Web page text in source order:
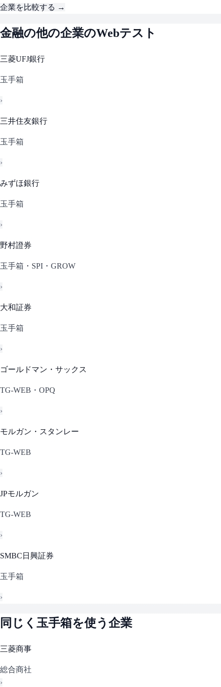
企業を比較する →
金融の他の企業のWebテスト
三菱UFJ銀行
玉手箱
›
三井住友銀行
玉手箱
›
みずほ銀行
玉手箱
›
野村證券
玉手箱・SPI・GROW
›
大和証券
玉手箱
›
ゴールドマン・サックス
TG-WEB・OPQ
›
モルガン・スタンレー
TG-WEB
›
JPモルガン
TG-WEB
›
SMBC日興証券
玉手箱
›
同じく 玉手箱を使う企業
三菱商事
総合商社
›